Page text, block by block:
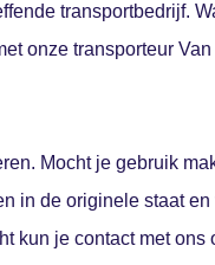
transportbedrijf.
onze transporteur
Mocht je gebruik
in de originele staat
kun je contact met ons